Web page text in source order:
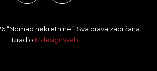
a
c
n
s
“Nomad nekretnine”. Sva prava zadržana.
Izradio MdesignWeb